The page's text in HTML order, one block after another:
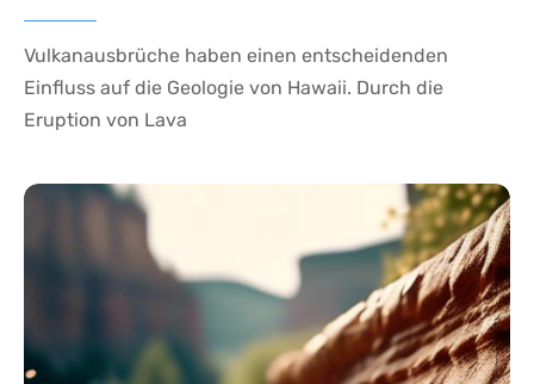
Vulkanausbrüche haben einen entscheidenden
Einfluss auf die Geologie von Hawaii. Durch die
Eruption von Lava